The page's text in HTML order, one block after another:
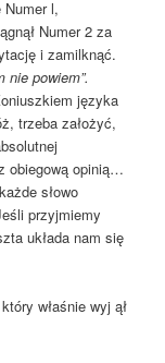
Numer l,
Numer 2 za
i zamilknąć.
powiem”.
języka
trzeba założyć,
obiegową opinią…
słowo
przyjmiemy
układa nam się
właśnie wyj ął